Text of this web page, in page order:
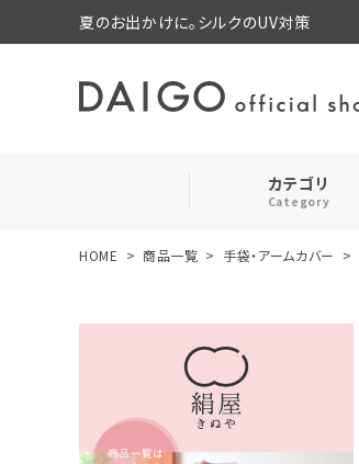
夏のお出かけに。シルクのUV対策
カテゴリ
Category
お気に入り
HOME 商品一覧 手袋・アームカバー